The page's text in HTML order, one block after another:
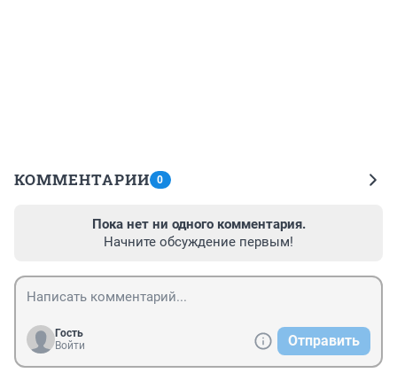
КОММЕНТАРИИ 0
Пока нет ни одного комментария.
Начните обсуждение первым!
Гость
Войти
Отправить